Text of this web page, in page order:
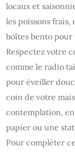
locaux et
les poissons frais,
boîtes bento
Respectez votre
comme le radio
pour éveiller
coin de votre
contemplation,
papier ou une
Pour compléter